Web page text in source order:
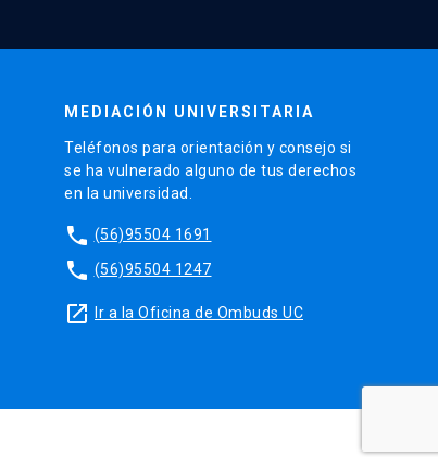
MEDIACIÓN UNIVERSITARIA
Teléfonos para orientación y consejo si
se ha vulnerado alguno de tus derechos
en la universidad.
phone (56)95504 1691
phone (56)95504 1247
launch Ir a la Oficina de Ombuds UC